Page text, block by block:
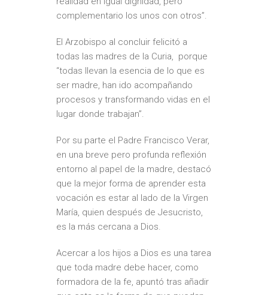
complementario los unos con otros”.
El Arzobispo al concluir felicitó a
todas las madres de la Curia, porque
“todas llevan la esencia de lo que es
ser madre, han ido acompañando
procesos y transformando vidas en el
lugar donde trabajan”.
Por su parte el Padre Francisco Verar,
en una breve pero profunda reflexión
entorno al papel de la madre, destacó
que la mejor forma de aprender esta
vocación es estar al lado de la Virgen
María, quien después de Jesucristo,
es la más cercana a Dios.
Acercar a los hijos a Dios es una tarea
que toda madre debe hacer, como
formadora de la fe, apuntó tras añadir